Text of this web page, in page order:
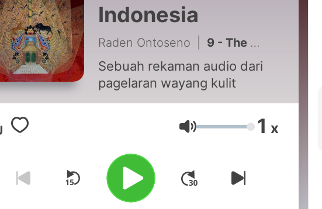
Indonesia
Raden Ontoseno 9 - The Legend Of Bagong with Alm.Ki Seno Nugroho
Sebuah rekaman audio dari
pagelaran wayang kulit
Volume 1 x